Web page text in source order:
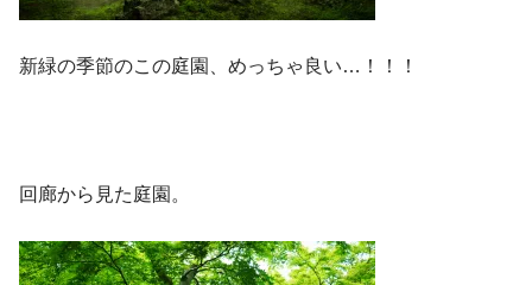
新緑の季節のこの庭園、めっちゃ良い…！！！
回廊から見た庭園。